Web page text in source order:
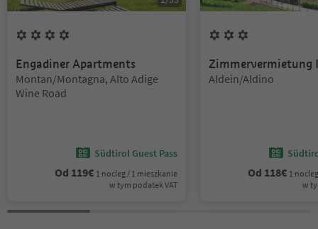
Engadiner Apartments
Lokalizacja:
Montan/Montagna, Alto Adige
Wine Road
Südtirol Guest Pass
Od 119€ 1 nocleg / 1 mieszkanie
w tym podatek VAT
Zimmervermietung
Lokalizacja:
Aldein/Aldino
Od 118€ 1
w